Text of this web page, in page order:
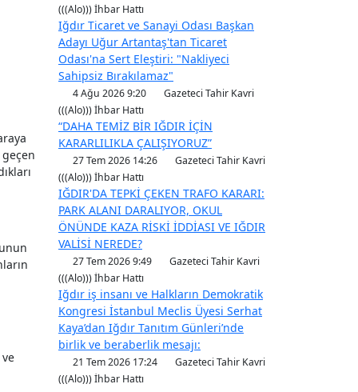
(((Alo))) İhbar Hattı
Iğdır Ticaret ve Sanayi Odası Başkan
Adayı Uğur Artantaş'tan Ticaret
Odası'na Sert Eleştiri: "Nakliyeci
Sahipsiz Bırakılamaz"
4 Ağu 2026 9:20
Gazeteci Tahir Kavri
(((Alo))) İhbar Hattı
“DAHA TEMİZ BİR IĞDIR İÇİN
KARARLILIKLA ÇALIŞIYORUZ”
27 Tem 2026 14:26
Gazeteci Tahir Kavri
(((Alo))) İhbar Hattı
IĞDIR'DA TEPKİ ÇEKEN TRAFO KARARI:
PARK ALANI DARALIYOR, OKUL
ÖNÜNDE KAZA RİSKİ İDDİASI VE IĞDIR
VALİSİ NEREDE?
27 Tem 2026 9:49
Gazeteci Tahir Kavri
(((Alo))) İhbar Hattı
Iğdır iş insanı ve Halkların Demokratik
Kongresi İstanbul Meclis Üyesi Serhat
Kaya’dan Iğdır Tanıtım Günleri’nde
birlik ve beraberlik mesajı:
21 Tem 2026 17:24
Gazeteci Tahir Kavri
(((Alo))) İhbar Hattı